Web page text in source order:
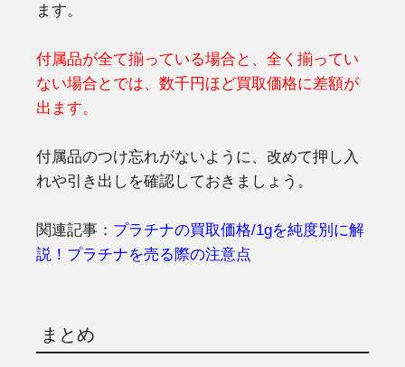
ます。
付属品が全て揃っている場合と、全く揃ってい
ない場合とでは、数千円ほど買取価格に差額が
出ます。
付属品のつけ忘れがないように、改めて押し入
れや引き出しを確認しておきましょう。
関連記事： プラチナの買取価格/1gを純度別に解
説！プラチナを売る際の注意点
まとめ